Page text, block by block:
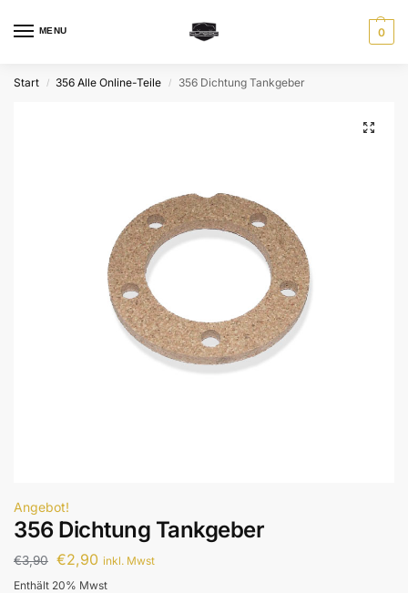
MENU 0
Start / 356 Alle Online-Teile / 356 Dichtung Tankgeber
Angebot!
356 Dichtung Tankgeber
€3,90 €2,90 inkl. Mwst
Enthält 20% Mwst